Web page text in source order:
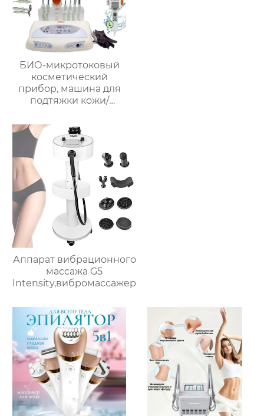
БИО-микротоковый
косметический
прибор, машина для
подтяжки кожи/
оборудование для
омоложения кожи AU-
8402
Аппарат вибрационного
массажа G5
Intensity,вибромассажер